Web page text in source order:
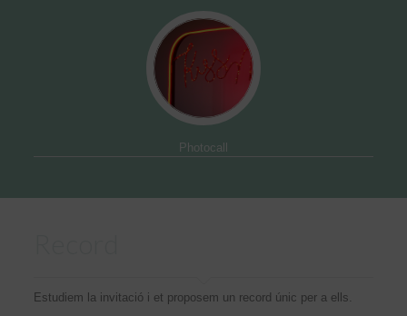
Photocall
Estudiem la invitació i et proposem un record únic per a ells.